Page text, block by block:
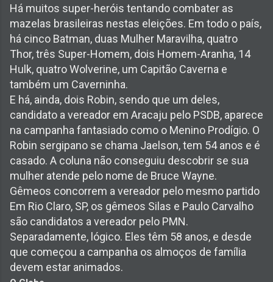
Há muitos super-heróis tentando combater as
mazelas brasileiras nestas eleições. Em todo o país,
há cinco Batman, duas Mulher Maravilha, quatro
Thor, três Super-Homem, dois Homem-Aranha, 14
Hulk, quatro Wolverine, um Capitão Caverna e
também um Caverninha.
E há, ainda, dois Robin, sendo que um deles,
candidato a vereador em Aracaju pelo PSDB, aparece
na campanha fantasiado como o Menino Prodígio. O
Robin sergipano se chama Jaelson, tem 54 anos e é
casado. A coluna não conseguiu descobrir se sua
mulher atende pelo nome de Bruce Wayne.
Gêmeos concorrem a vereador pelo mesmo partido
Em Rio Claro, SP, os gêmeos Silas e Paulo Carvalho
são candidatos a vereador pelo PMN.
Separadamente, lógico. Eles têm 58 anos, e desde
que começou a campanha os almoços de família
devem estar animados.